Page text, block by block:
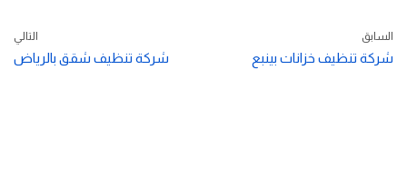
السابق
شركة تنظيف خزانات بينبع
التالي
شركة تنظيف شقق بالرياض